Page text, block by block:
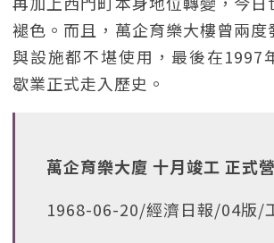
褪色。而且，萬企育樂大樓曾兩
與設施都不堪使用，最後在1997
歇業正式走入歷史。
萬企育樂大廈 十月竣工 正式
1968-06-20/經濟日報/04版/